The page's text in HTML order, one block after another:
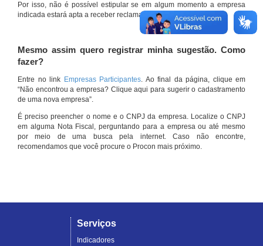
Por isso, não é possível estipular se em algum momento a empresa
indicada estará apta a receber reclamações por meio do site.
Mesmo assim quero registrar minha sugestão. Como
fazer?
Entre no link Empresas Participantes. Ao final da página, clique em
“Não encontrou a empresa? Clique aqui para sugerir o cadastramento
de uma nova empresa”.
É preciso preencher o nome e o CNPJ da empresa. Localize o CNPJ
em alguma Nota Fiscal, perguntando para a empresa ou até mesmo
por meio de uma busca pela internet. Caso não encontre,
recomendamos que você procure o Procon mais próximo.
Serviços
Indicadores